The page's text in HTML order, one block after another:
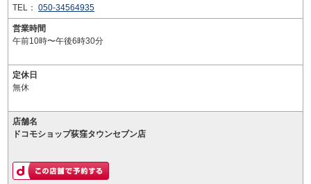
TEL： 050-34564935
営業時間
午前10時〜午後6時30分
定休日
無休
店舗名
ドコモショップ荻窪タウンセブン店